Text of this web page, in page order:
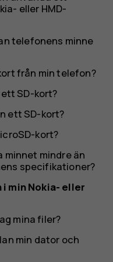
eller HMD-
telefonens minne
från min telefon?
SD-kort?
ett SD-kort?
kort?
minnet mindre än
specifikationer?
min Nokia- eller
mina filer?
min dator och